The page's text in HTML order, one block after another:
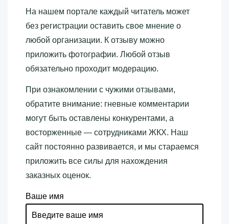
На нашем портале каждый читатель может
без регистрации оставить свое мнение о
любой организации. К отзыву можно
приложить фотографии. Любой отзыв
обязательно проходит модерацию.
При ознакомлении с чужими отзывами,
обратите внимание: гневные комментарии
могут быть оставлены конкурентами, а
восторженные — сотрудниками ЖКХ. Наш
сайт постоянно развивается, и мы стараемся
приложить все силы для нахождения
заказных оценок.
Ваше имя